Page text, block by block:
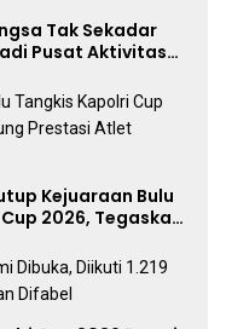
Tak Sekadar
Pusat Aktivitas
Kejuaraan Bulu
2026, Tegaskan